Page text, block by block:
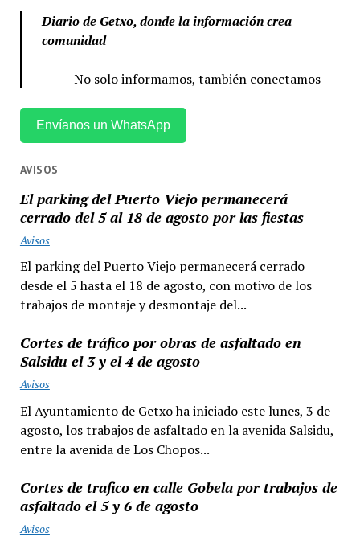
Diario de Getxo, donde la información crea
comunidad
No solo informamos, también conectamos
Envíanos un WhatsApp
AVISOS
El parking del Puerto Viejo permanecerá
cerrado del 5 al 18 de agosto por las fiestas
Avisos
El parking del Puerto Viejo permanecerá cerrado
desde el 5 hasta el 18 de agosto, con motivo de los
trabajos de montaje y desmontaje del...
Cortes de tráfico por obras de asfaltado en
Salsidu el 3 y el 4 de agosto
Avisos
El Ayuntamiento de Getxo ha iniciado este lunes, 3 de
agosto, los trabajos de asfaltado en la avenida Salsidu,
entre la avenida de Los Chopos...
Cortes de trafico en calle Gobela por trabajos de
asfaltado el 5 y 6 de agosto
Avisos